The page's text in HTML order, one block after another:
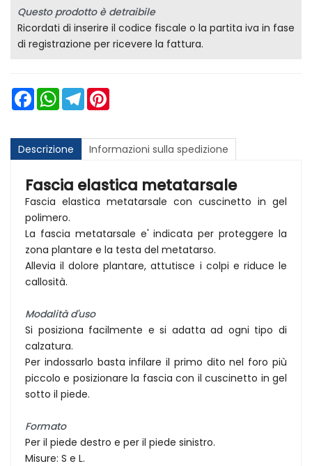
Questo prodotto è detraibile
Ricordati di inserire il codice fiscale o la partita iva in fase
di registrazione per ricevere la fattura.
FacebookWhatsAppTelegram
Descrizione Informazioni sulla spedizione
Fascia elastica metatarsale
Fascia elastica metatarsale con cuscinetto in gel
polimero.
La fascia metatarsale e' indicata per proteggere la
zona plantare e la testa del metatarso.
Allevia il dolore plantare, attutisce i colpi e riduce le
callosità.
Modalità d'uso
Si posiziona facilmente e si adatta ad ogni tipo di
calzatura.
Per indossarlo basta infilare il primo dito nel foro più
piccolo e posizionare la fascia con il cuscinetto in gel
sotto il piede.
Formato
Per il piede destro e per il piede sinistro.
Misure: S e L.